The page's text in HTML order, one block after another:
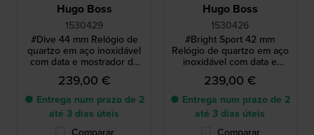
Hugo Boss
1530429
#Dive 44 mm Relógio de
quartzo em aço inoxidável
com data e mostrador de
24 horas
239,00 €
● Entrega num prazo de 2
até 3 dias úteis
Hugo Boss
1530426
#Bright Sport 42 mm
Relógio de quartzo em aço
inoxidável com data e
mostrador de 24 horas
239,00 €
● Entrega num prazo de 2
até 3 dias úteis